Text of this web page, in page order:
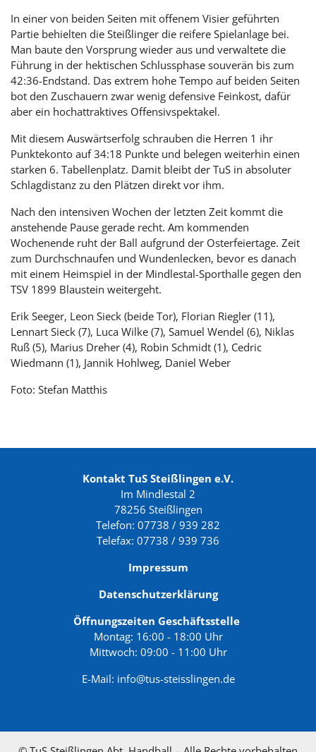
In einer von beiden Seiten mit offenem Visier geführten
Partie behielten die Steißlinger die reifere Spielanlage bei.
Man baute den Vorsprung wieder aus und verwaltete die
Führung in der hektischen Schlussphase souverän bis zum
42:36-Endstand. Das extrem hohe Tempo auf beiden Seiten
bot den Zuschauern zwar wenig defensive Feinkost, dafür
aber ein hochattraktives Offensivspektakel.
Mit diesem Auswärtserfolg schrauben die Herren 1 ihr
Punktekonto auf 34:18 Punkte und belegen weiterhin einen
starken 6. Tabellenplatz. Damit bleibt der TuS in absoluter
Schlagdistanz zu den Plätzen direkt vor ihm.
Nach den intensiven Wochen der letzten Zeit kommt die
anstehende Pause gerade recht. Am kommenden
Wochenende ruht der Ball aufgrund der Osterfeiertage. Zeit
zum Durchschnaufen und Wundenlecken, bevor es danach
mit einem Heimspiel in der Mindlestal-Sporthalle gegen den
TSV 1899 Blaustein weitergeht.
Erik Seeger, Leon Sieck (beide Tor), Florian Riegler (11),
Lennart Sieck (7), Luca Wilke (7), Samuel Wendel (6), Niklas
Ruß (5), Marius Dreher (4), Robin Schmidt (1), Cedric
Wiedmann (1), Jannik Hohlweg, Daniel Weber
Foto: Stefan Matthis
Kontakt TuS Steißlingen e.V.
Im Mindlestal 2
78256 Steißlingen
Telefon: 07738 / 939 282
Telefax: 07738 / 939 736
Impressum
Datenschutzerklärung
Öffnungszeiten Geschäftsstelle
Montag: 16:00 - 18:00 Uhr
Mittwoch: 09:00 - 11:00 Uhr
E-Mail: info@tus-steisslingen.de